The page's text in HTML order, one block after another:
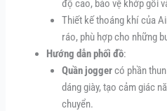
độ cao, bảo vệ khớp gối
Thiết kế thoáng khí của
ráo, phù hợp cho những
Hướng dẫn phối đồ:
Quần joggercó phần
dáng giày, tạo cảm giác
chuyển.